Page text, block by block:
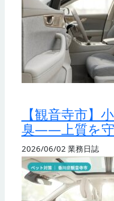
【観音寺市】
臭——上質を守
2026/06/02 業務日誌